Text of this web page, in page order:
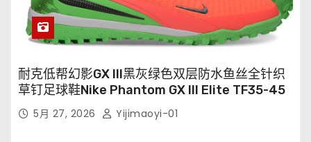
耐克低帮幻影GX III黑灰绿色双层防水鱼丝全针织
草钉足球鞋Nike Phantom GX III Elite TF35-45
5月 27, 2026 Yijimaoyi-01